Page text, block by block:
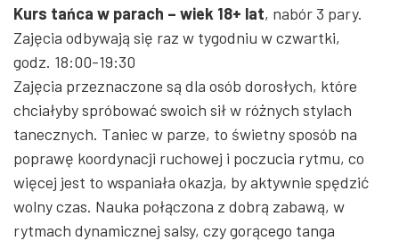
Kurs tańca w parach – wiek 18+ lat, nabór 3 pary.
Zajęcia odbywają się raz w tygodniu w czwartki,
godz. 18:00-19:30
Zajęcia przeznaczone są dla osób dorosłych, które
chciałyby spróbować swoich sił w różnych stylach
tanecznych. Taniec w parze, to świetny sposób na
poprawę koordynacji ruchowej i poczucia rytmu, co
więcej jest to wspaniała okazja, by aktywnie spędzić
wolny czas. Nauka połączona z dobrą zabawą, w
rytmach dynamicznej salsy, czy gorącego tanga